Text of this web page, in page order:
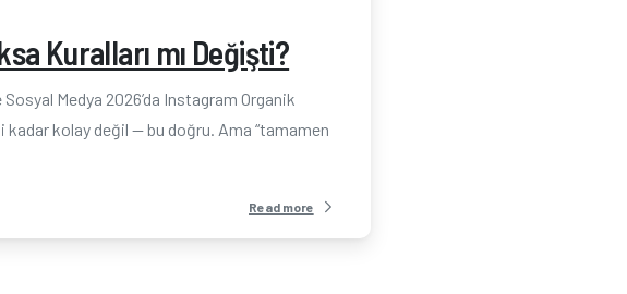
Kuralları mı Değişti?
Medya 2026’da Instagram Organik
kolay değil — bu doğru. Ama “tamamen
Read more